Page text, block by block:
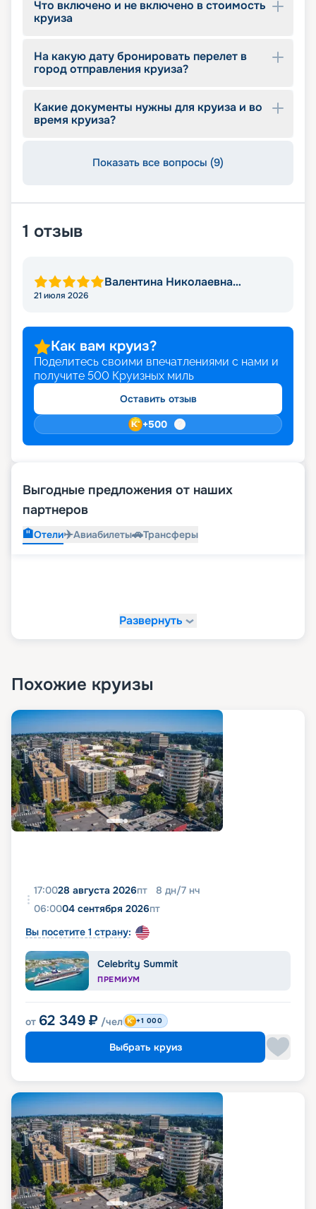
Подберите наиболее подходящий вариант
отдыха, узнавайте цену и за несколько щелчков
путешествие. Откройте для себя захватывающий
мир круизных приключений и погрузитесь в
Что включено и не включено в стоимость
круиза
На какую дату бронировать перелет в
город отправления круиза?
Какие документы нужны для круиза и во
время круиза?
Показать все вопросы (9)
1 отзыв
Валентина Николаевна
21 июля 2026
Как вам круиз?
Поделитесь своими впечатлениями с нами и
получите 500 Круизных миль
Оставить отзыв
+500
Выгодные предложения от наших
партнеров
🏨Отели✈️Авиабилеты🚗Трансферы
Развернуть
Похожие круизы
17:0028 августа 2026пт 8 дн/7 нч
06:0004 сентября 2026пт
Вы посетите 1 страну:
Celebrity Summit
ПРЕМИУМ
от 62 349 ₽ /чел +1 000
Выбрать круиз